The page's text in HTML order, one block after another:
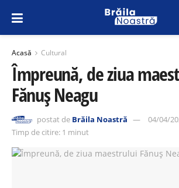
Acasă Cultural
Împreună, de ziua
Fănuș Neagu
postat de Brăila Noastră
04/04/
Timp de citire: 1 minut